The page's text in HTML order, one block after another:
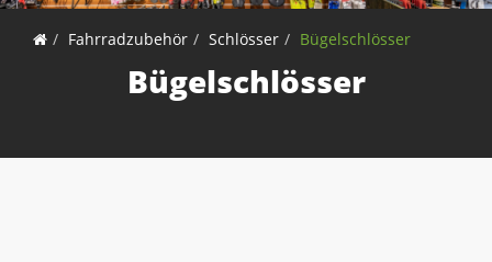
Fahrradzubehör Schlösser Bügelschlösser
Bügelschlösser